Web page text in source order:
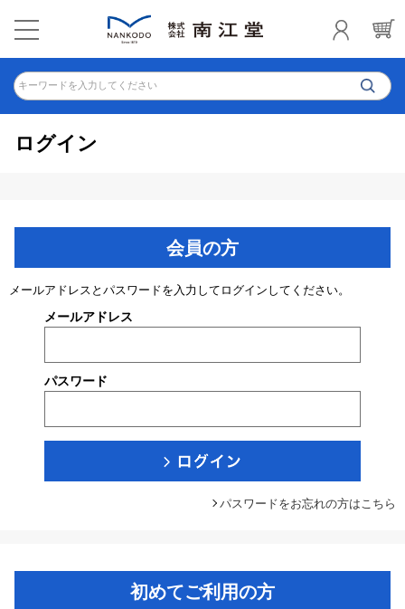
キーワードを入力してください
ログイン
会員の方
メールアドレスとパスワードを入力してログインしてください。
メールアドレス
パスワード
パスワードをお忘れの方はこちら
初めてご利用の方